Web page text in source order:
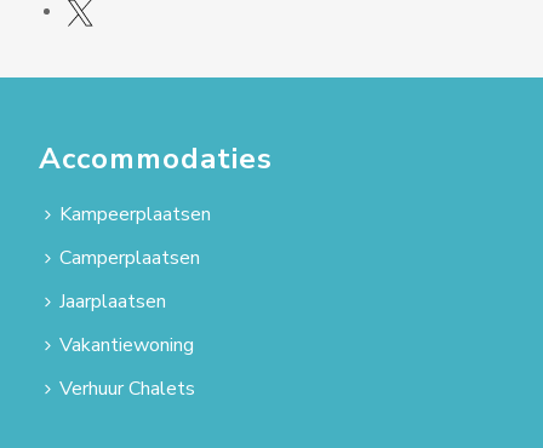
Accommodaties
Kampeerplaatsen
Camperplaatsen
Jaarplaatsen
Vakantiewoning
Verhuur Chalets